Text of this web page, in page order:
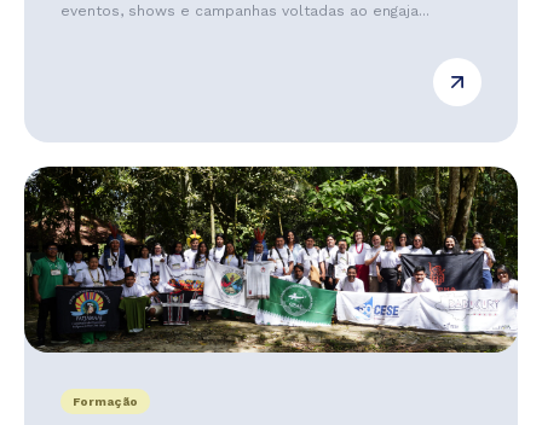
eventos, shows e campanhas voltadas ao engaja...
Formação